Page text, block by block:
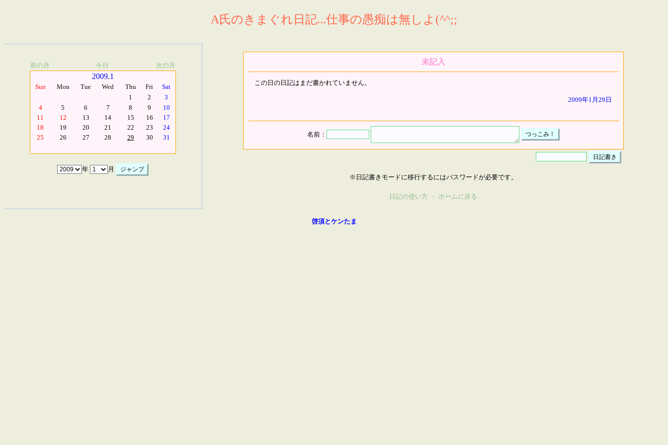
A氏のきまぐれ日記...仕事の愚痴は無しよ(^^;;
前の月 今日 次の月
2009.1
Sun Mon Tue Wed Thu Fri
Sat
1
2
3
4
5 6 7 8 9
10
11
12 13 14 15 16
17
18
19 20 21 22 23
24
25
26 27 28 29 30 31
年 月
未記入
この日の日記はまだ書かれていません。
2009年1月29日
名前：
※日記書きモードに移行するにはパスワードが必要です。
日記の使い方 ・ ホームに戻る
啓須とケンたま